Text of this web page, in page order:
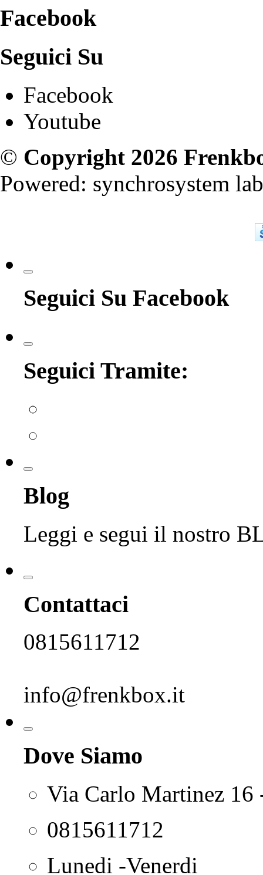
Facebook
Seguici Su
Facebook
Youtube
© Copyright 2026
Powered: synchrosystem
Seguici Su Facebook
Seguici Tramite:
Blog
Leggi e segui il nostro
Contattaci
0815611712
info@frenkbox.it
Dove Siamo
Via Carlo Martinez
0815611712
Lunedi -Venerdi